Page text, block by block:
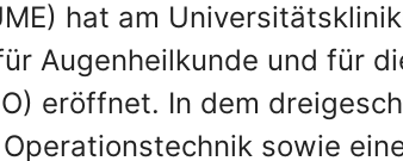
hat am
Augenheilkunde und für
eröffnet. In dem
sowie